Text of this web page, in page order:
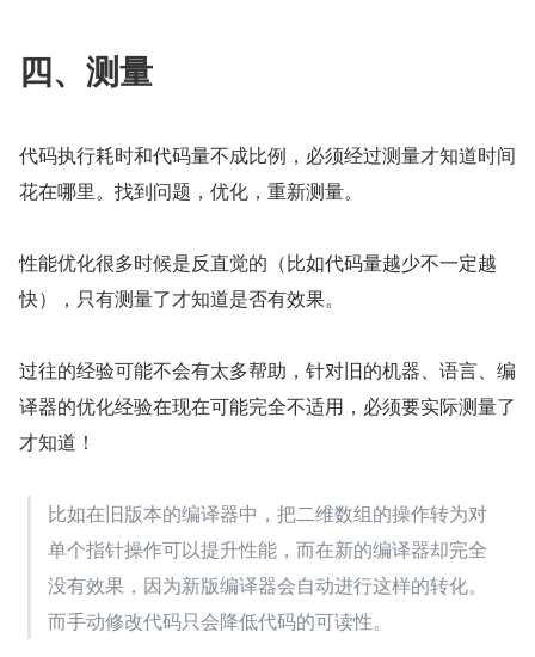
四、测量
代码执行耗时和代码量不成比例，必须经过测量才知道时间
花在哪里。找到问题，优化，重新测量。
性能优化很多时候是反直觉的（比如代码量越少不一定越
快），只有测量了才知道是否有效果。
过往的经验可能不会有太多帮助，针对旧的机器、语言、编
译器的优化经验在现在可能完全不适用，必须要实际测量了
才知道！
比如在旧版本的编译器中，把二维数组的操作转为对
单个指针操作可以提升性能，而在新的编译器却完全
没有效果，因为新版编译器会自动进行这样的转化。
而手动修改代码只会降低代码的可读性。